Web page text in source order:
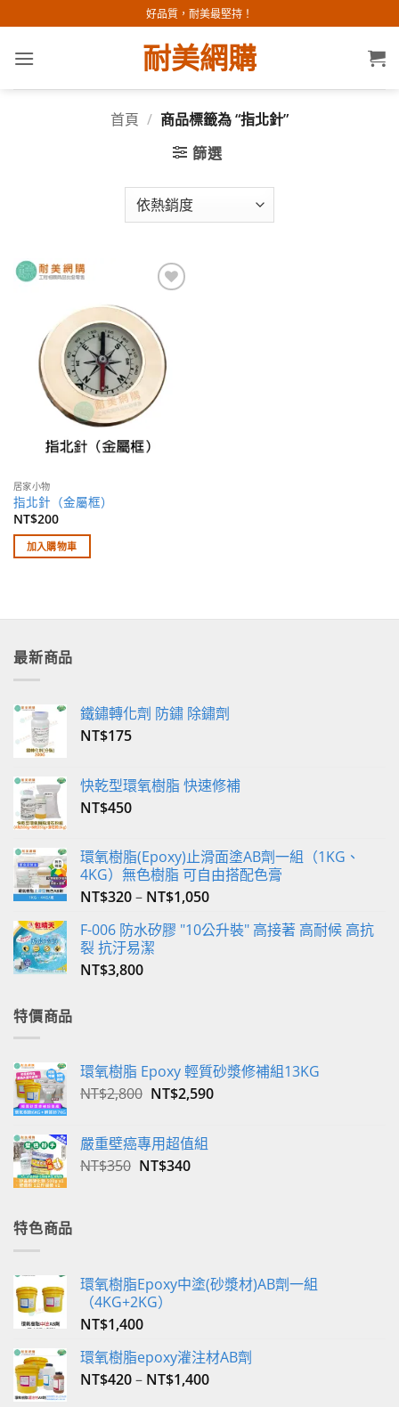
to
content
好品質，耐美最堅持！
耐美網購
首頁 / 商品標籤為 “指北針”
篩選
居家小物
指北針（金屬框）
NT$200
加入購物車
最新商品
鐵鏽轉化劑 防鏽 除鏽劑
NT$175
快乾型環氧樹脂 快速修補
NT$450
環氧樹脂(Epoxy)止滑面塗AB劑一組（1KG、
4KG）無色樹脂 可自由搭配色膏
NT$320– NT$1,050
F-006 防水矽膠 "10公升裝" 高接著 高耐候 高抗
裂 抗汙易潔
NT$3,800
特價商品
環氧樹脂 Epoxy 輕質砂漿修補組13KG
NT$2,800 原
格：
NT$2,800。
NT$2,590目
嚴重壁癌專用超值組
NT$350 原
NT$340目
特色商品
環氧樹脂Epoxy中塗(砂漿材)AB劑一組
（4KG+2KG）
NT$1,400
環氧樹脂epoxy灌注材AB劑
NT$420– NT$1,400